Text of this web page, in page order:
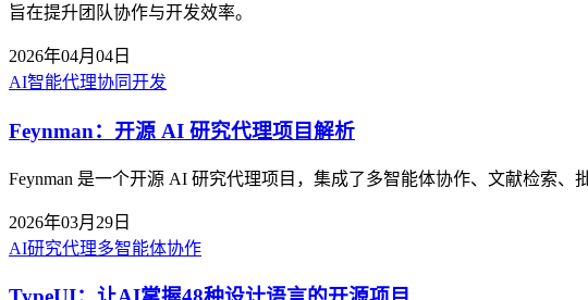
旨在提升团队协作与开发效率。
2026年04月04日
AI智能代理协同开发
Feynman：开源 AI 研究代理项目解析
Feynman 是一个开源 AI 研究代理项目，集成了多智能体协作、文献检索
2026年03月29日
AI研究代理多智能体协作